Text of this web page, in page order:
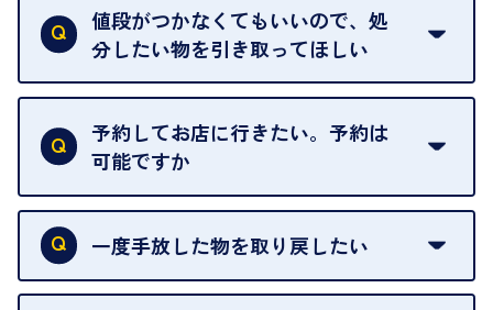
中古市場が日々変動するため、翌日には査定額が変
わることがございます。
値段がつかなくてもいいので、処
分したい物を引き取ってほしい
再販不可能な物は、場合によってはお断りすること
がございます。ご了承ください。
予約してお店に行きたい。予約は
可能ですか
申し訳ありませんが、現在はご来店の予約は承って
おりません。
を整えておりますので、お好きな時にお越しくださ
一度手放した物を取り戻したい
当店は質店ではありませんので、買い取ったお品物